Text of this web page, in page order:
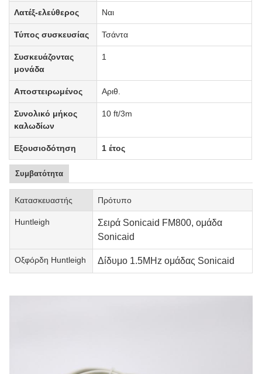
Λατέξ-ελεύθερος Ναι
Τύπος συσκευσίας Τσάντα
Συσκευάζοντας
μονάδα
1
Αποστειρωμένος Αριθ.
Συνολικό μήκος
καλωδίων
10 ft/3m
Εξουσιοδότηση 1 έτος
Συμβατότητα
Κατασκευαστής Πρότυπο
Huntleigh
Σειρά Sonicaid FM800, ομάδα
Sonicaid
Οξφόρδη Huntleigh Δίδυμο 1.5MHz ομάδας Sonicaid